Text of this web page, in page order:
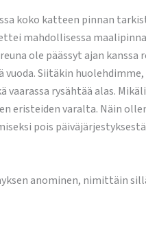
koko katteen pinnan
mahdollisessa
ole päässyt ajan
vuoda. Siitäkin
rysähtää alas.
eristeiden varalta. Näin
pois
anominen, nimittäin